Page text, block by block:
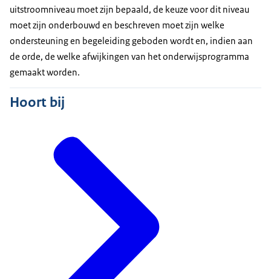
uitstroomniveau moet zijn bepaald, de keuze voor dit niveau
moet zijn onderbouwd en beschreven moet zijn welke
ondersteuning en begeleiding geboden wordt en, indien aan
de orde, de welke afwijkingen van het onderwijsprogramma
gemaakt worden.
Hoort bij